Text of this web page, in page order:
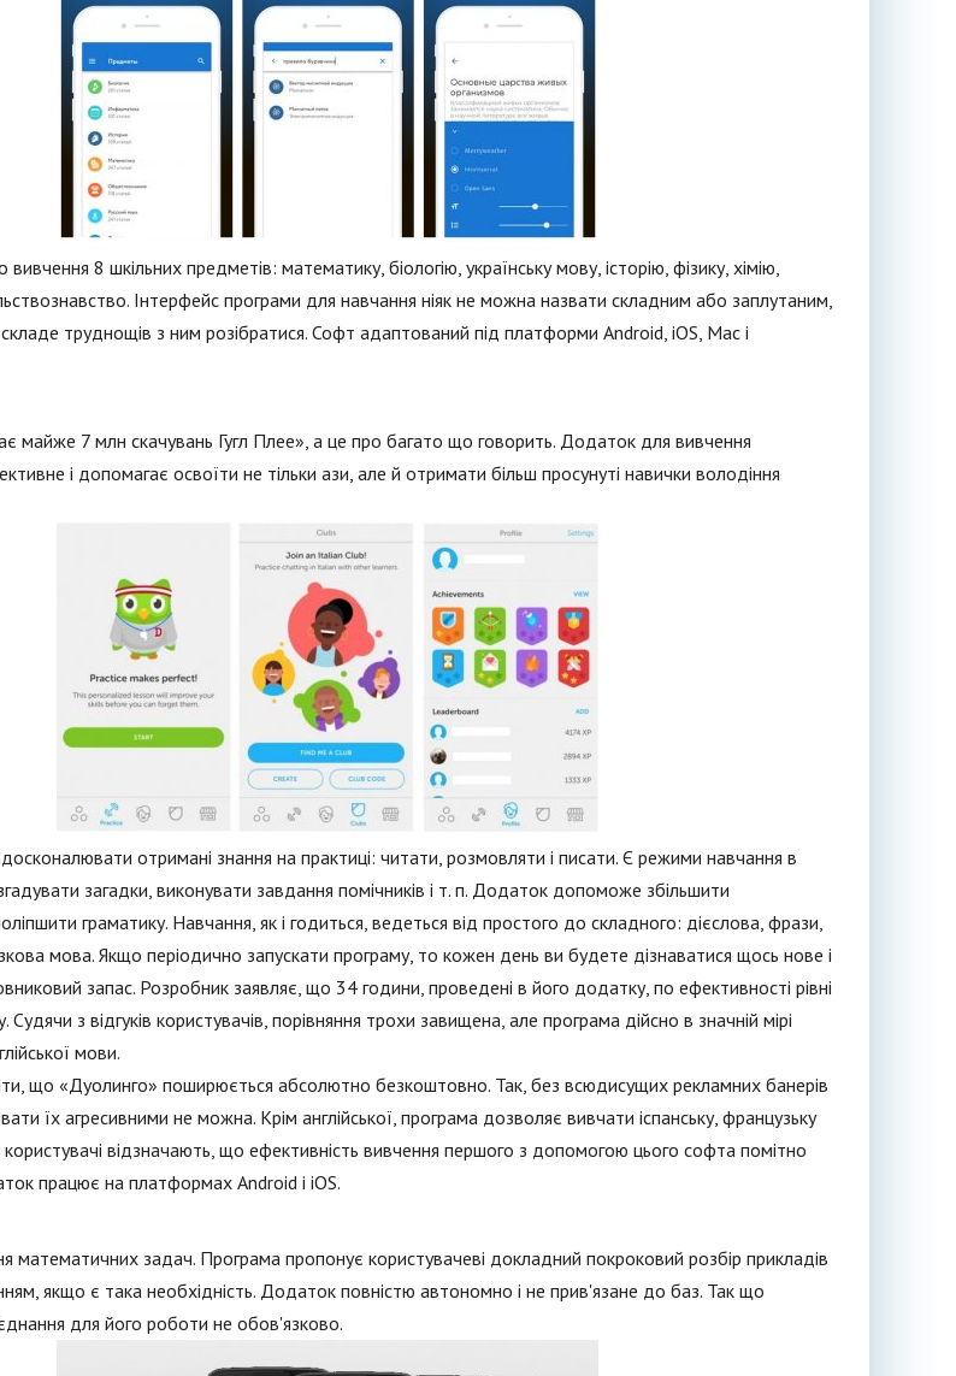
8 шкільних предметів: математику, біологію, українську мову, історію, фізику, хімію,
Інтерфейс програми для навчання ніяк не можна назвати складним або заплутаним,
труднощів з ним розібратися. Софт адаптований під платформи Android, iOS, Мас і
майже 7 млн скачувань Гугл Плее», а це про багато що говорить. Додаток для вивчення
і допомагає освоїти не тільки ази, але й отримати більш просунуті навички володіння
отримані знання на практиці: читати, розмовляти і писати. Є режими навчання в
загадки, виконувати завдання помічників і т. п. Додаток допоможе збільшити
граматику. Навчання, як і годиться, ведеться від простого до складного: дієслова, фрази,
мова. Якщо періодично запускати програму, то кожен день ви будете дізнаватися щось нове і
запас. Розробник заявляє, що 34 години, проведені в його додатку, по ефективності рівні
Судячи з відгуків користувачів, порівняння трохи завищена, але програма дійсно в значній мірі
мови.
що «Дуолинго» поширюється абсолютно безкоштовно. Так, без всюдисущих рекламних банерів
їх агресивними не можна. Крім англійської, програма дозволяє вивчати іспанську, французьку
користувачі відзначають, що ефективність вивчення першого з допомогою цього софта помітно
працює на платформах Android і iOS.
математичних задач. Програма пропонує користувачеві докладний покроковий розбір прикладів
якщо є така необхідність. Додаток повністю автономно і не прив'язане до баз. Так що
для його роботи не обов'язково.